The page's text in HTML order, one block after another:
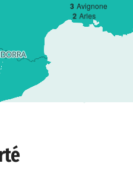
2 Arles
3 Avignone